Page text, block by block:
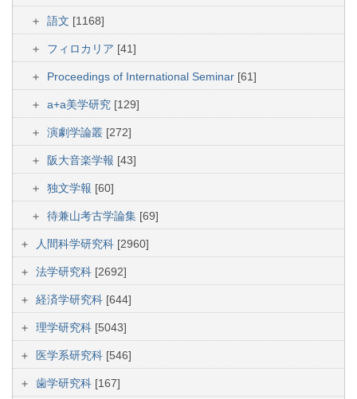
語文 [1168]
フィロカリア [41]
Proceedings of International Seminar [61]
a+a美学研究 [129]
演劇学論叢 [272]
阪大音楽学報 [43]
独文学報 [60]
待兼山考古学論集 [69]
人間科学研究科 [2960]
法学研究科 [2692]
経済学研究科 [644]
理学研究科 [5043]
医学系研究科 [546]
歯学研究科 [167]